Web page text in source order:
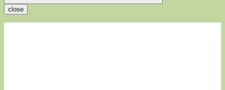
close